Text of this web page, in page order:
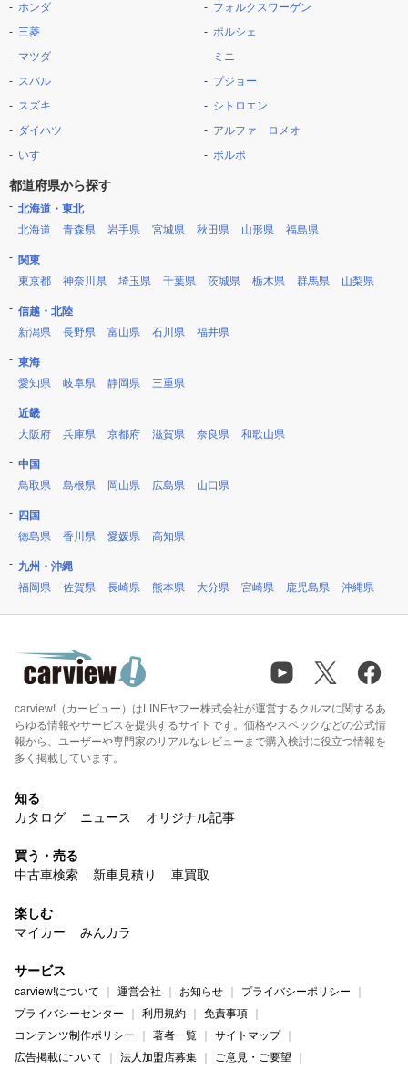
ホンダ
三菱
マツダ
スバル
スズキ
ダイハツ
いすゞ
フォルクスワーゲン
ポルシェ
ミニ
プジョー
シトロエン
アルファ ロメオ
ボルボ
都道府県から探す
北海道・東北
北海道
青森県 岩手県 宮城県 秋田県 山形県 福島県
関東
東京都
神奈川県 埼玉県 千葉県 茨城県 栃木県 群馬県 山梨県
信越・北陸
新潟県
長野県 富山県 石川県 福井県
東海
愛知県
岐阜県 静岡県 三重県
近畿
大阪府
兵庫県 京都府 滋賀県 奈良県 和歌山県
中国
鳥取県
島根県 岡山県 広島県 山口県
四国
徳島県
香川県 愛媛県 高知県
九州・沖縄
福岡県
佐賀県 長崎県 熊本県 大分県 宮崎県 鹿児島県 沖縄県
carview!（カービュー）はLINEヤフー株式会社が運営するクルマに関するあ
らゆる情報やサービスを提供するサイトです。価格やスペックなどの公式情
報から、ユーザーや専門家のリアルなレビューまで購入検討に役立つ情報を
多く掲載しています。
知る
カタログ
ニュース オリジナル記事
買う・売る
中古車検索
新車見積り 車買取
楽しむ
マイカー
みんカラ
サービス
carview!について 運営会社 お知らせ
プライバシーポリシー
プライバシーセンター
利用規約
免責事項
コンテンツ制作ポリシー
著者一覧
サイトマップ
広告掲載について
法人加盟店募集 ご意見・ご要望